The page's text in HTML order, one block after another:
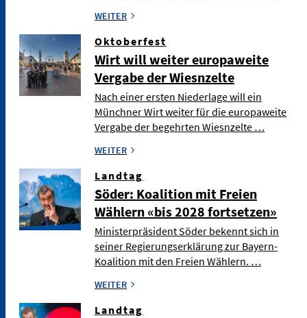
WEITER
Oktoberfest
Wirt will weiter europaweite
Vergabe der Wiesnzelte
Nach einer ersten Niederlage will ein
Münchner Wirt weiter für die europaweite
Vergabe der begehrten Wiesnzelte …
WEITER
Landtag
Söder: Koalition mit Freien
Wählern «bis 2028 fortsetzen»
Ministerpräsident Söder bekennt sich in
seiner Regierungserklärung zur Bayern-
Koalition mit den Freien Wählern. …
WEITER
Landtag